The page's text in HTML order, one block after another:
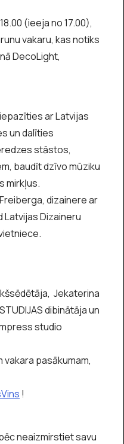
(ieeja no 17.00),
vakaru, kas notiks
DecoLight,
ar Latvijas
un dalīties
stāstos,
baudīt dzīvo mūziku
mirkļus.
dizainere ar
Latvijas Dizaineru
Jekaterina
dibinātāja un
studio
pasākumam,
!
neaizmirstiet savu